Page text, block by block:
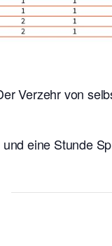
Verzehr von
eine Stunde